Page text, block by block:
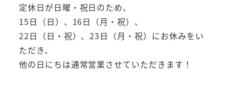
定休日が日曜・祝日のため、
15日（日）、16日（月・祝）、
22日（日・祝）、23日（月・祝）にお休みをい
ただき、
他の日にちは通常営業させていただきます！